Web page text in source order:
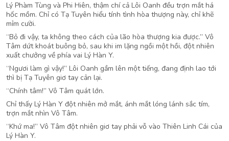
Lý Phàm Tùng và Phi Hiên, thậm chí cả Lôi Oanh đều trợn mắt há
hốc mồm. Chỉ có Tạ Tuyên hiểu tính tình hòa thượng này, chỉ khẽ
mỉm cười.
“Bỏ đi vậy, ta không theo cách của lão hòa thượng kia được.” Vô
Tâm dứt khoát buông bỏ, sau khi im lặng ngồi một hồi, đột nhiên
xuất chưởng về phía vai Lý Hàn Y.
“Ngươi làm gì vậy!” Lôi Oanh gầm lên một tiếng, đang định lao tới
thì bị Tạ Tuyên giơ tay cản lại.
“Chính tâm!” Vô Tâm quát lớn.
Chỉ thấy Lý Hàn Y đột nhiên mở mắt, ánh mắt lóng lánh sắc tím,
trợn mắt nhìn Vô Tâm.
“Khứ ma!” Vô Tâm đột nhiên giơ tay phải vỗ vào Thiên Linh Cái của
Lý Hàn Y.